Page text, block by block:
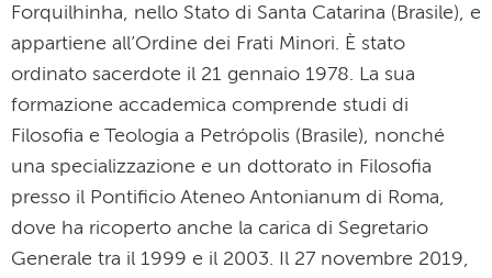
Forquilhinha, nello Stato di Santa Catarina (Brasile), e
appartiene all’Ordine dei Frati Minori. È stato
ordinato sacerdote il 21 gennaio 1978. La sua
formazione accademica comprende studi di
Filosofia e Teologia a Petrópolis (Brasile), nonché
una specializzazione e un dottorato in Filosofia
presso il Pontificio Ateneo Antonianum di Roma,
dove ha ricoperto anche la carica di Segretario
Generale tra il 1999 e il 2003. Il 27 novembre 2019,